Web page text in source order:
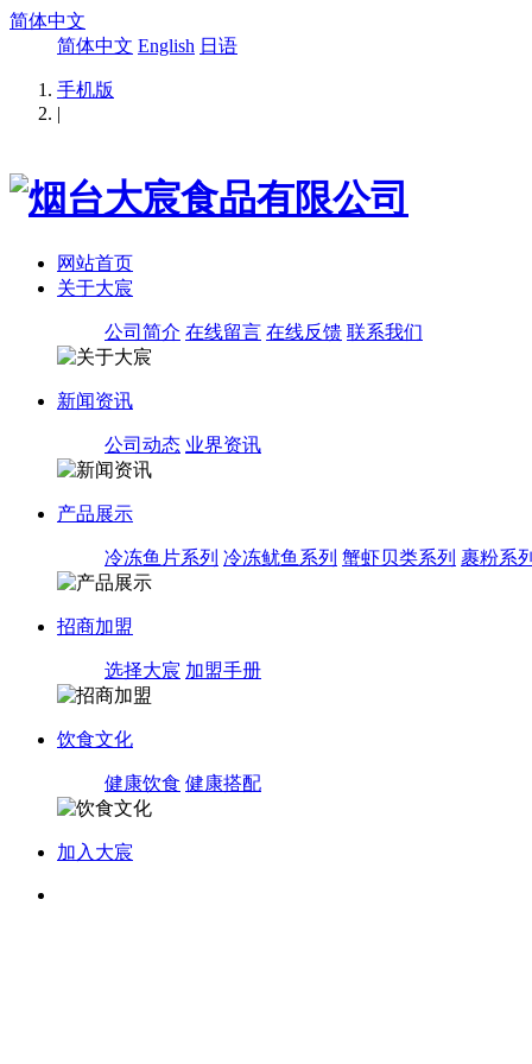
简体中文
简体中文 English 日语
手机版
|
网站首页
关于大宸
公司简介 在线留言 在线反馈 联系我们
新闻资讯
公司动态 业界资讯
产品展示
冷冻鱼片系列 冷冻鱿鱼系列 蟹虾贝类系列 裹粉系
招商加盟
选择大宸 加盟手册
饮食文化
健康饮食 健康搭配
加入大宸